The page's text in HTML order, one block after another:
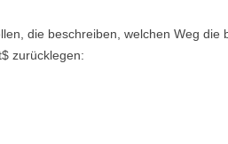
die beschreiben, welchen Weg die
zurücklegen: